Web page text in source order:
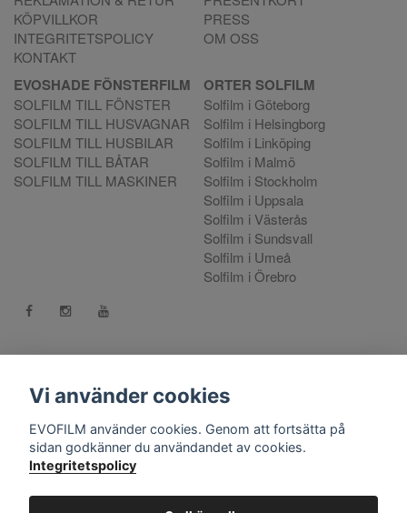
KÖPVILLKOR
INTEGRITETSPOLICY
KONTAKT
PRESS
OM OSS
EVOSHADE FÖNSTERFILM
SOLFILM TILL FÖNSTER
SOLFILM TILL HUSVAGNAR
SOLFILM TILL HUSBILAR
SOLFILM TILL BÅTAR
SOLFILM TILL MASKINER
ORTER SOLFILM
Solfilm i Göteborg
Solfilm i Helsingborg
Solfilm i Linköping
Solfilm i Malmö
Solfilm i Stockholm
Solfilm i Uppsala
Solfilm i Västerås
Solfilm i Sundsvall
Solfilm i Umeå
Solfilm i Örebro
Kontakt:mejla oss. Vill du göra en reklamation använd vår
28 Helsingborg.
© Copyright 2026 EVOFILM Sverige. EVOFILM® EVOGEL®
and EVOBRITE® are registered trademarks. All violations of our
Vi använder cookies
EVOFILM använder cookies. Genom att fortsätta på
sidan godkänner du användandet av cookies.
Integritetspolicy